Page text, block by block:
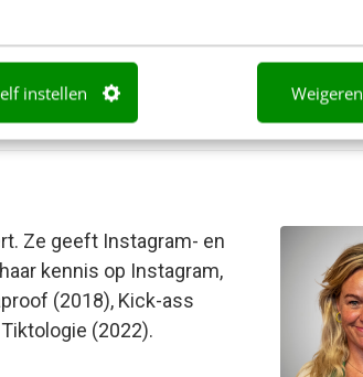
instellen Weigeren
met haar passie voor TV
Ze geeft Instagram- en
kennis op Instagram,
(2018), Kick-ass
(2022).